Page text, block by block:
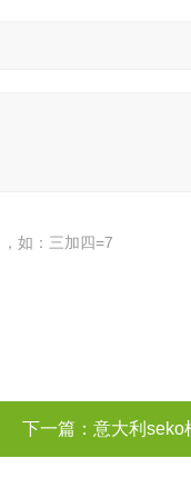
如：三加四=7
下一篇： 意大利seko